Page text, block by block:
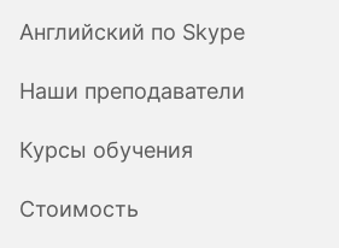
Английский по Skype
Наши преподаватели
Курсы обучения
Стоимость